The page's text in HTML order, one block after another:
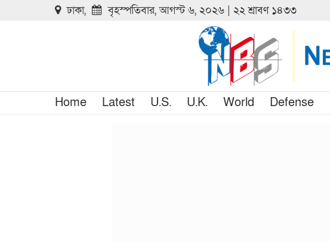
ঢাকা, বৃহস্পতিবার, আগস্ট ৬, ২০২৬ | ২২ শ্রাবণ ১৪৩৩
Home Latest U.S. U.K. World Defense